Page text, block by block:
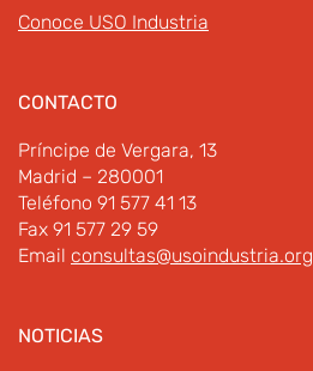
Conoce USO Industria
CONTACTO
Príncipe de Vergara, 13
Madrid – 280001
Teléfono 91 577 41 13
Fax 91 577 29 59
Email consultas@usoindustria.org
NOTICIAS